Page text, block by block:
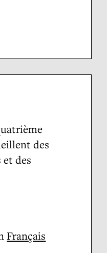
des
des
Français